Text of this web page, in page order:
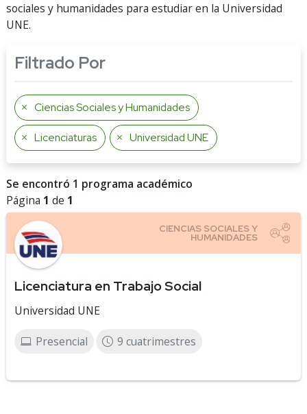
sociales y humanidades para estudiar en la Universidad
UNE.
Filtrado Por
Ciencias Sociales y Humanidades
Licenciaturas Universidad UNE
Se encontró 1 programa académico
Página 1 de 1
Licenciatura en Trabajo Social
Universidad UNE
Presencial 9 cuatrimestres